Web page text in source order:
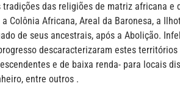
tradições das religiões de matriz africana e
Colônia Africana, Areal da Baronesa, a
de seus ancestrais, após a Abolição.
descaracterizaram estes
e de baixa renda- para locais
entre outros .